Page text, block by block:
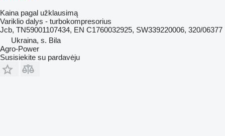
Kaina pagal užklausimą
Variklio dalys - turbokompresorius
Jcb, TN59001107434, EN C1760032925, SW339220006, 320/06377
Ukraina, s. Bila
Agro-Power
Susisiekite su pardavėju